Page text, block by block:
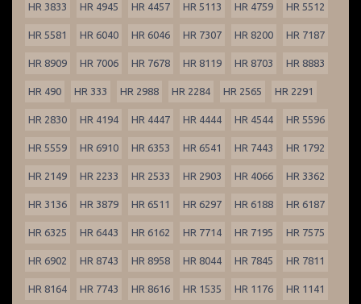
HR 3833 HR 4945 HR 4457 HR 5113 HR 4759 HR 5512
HR 5581 HR 6040 HR 6046 HR 7307 HR 8200 HR 7187
HR 8909 HR 7006 HR 7678 HR 8119 HR 8703 HR 8883
HR 490 HR 333 HR 2988 HR 2284 HR 2565 HR 2291
HR 2830 HR 4194 HR 4447 HR 4444 HR 4544 HR 5596
HR 5559 HR 6910 HR 6353 HR 6541 HR 7443 HR 1792
HR 2149 HR 2233 HR 2533 HR 2903 HR 4066 HR 3362
HR 3136 HR 3879 HR 6511 HR 6297 HR 6188 HR 6187
HR 6325 HR 6443 HR 6162 HR 7714 HR 7195 HR 7575
HR 6902 HR 8743 HR 8958 HR 8044 HR 7845 HR 7811
HR 8164 HR 7743 HR 8616 HR 1535 HR 1176 HR 1141